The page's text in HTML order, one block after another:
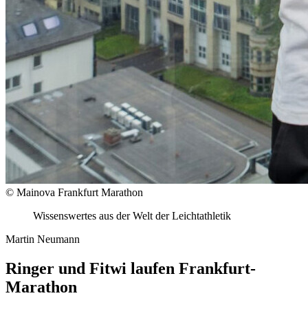
© Mainova Frankfurt Marathon
Wissenswertes aus der Welt der Leichtathletik
Martin Neumann
Ringer und Fitwi laufen Frankfurt-
Marathon